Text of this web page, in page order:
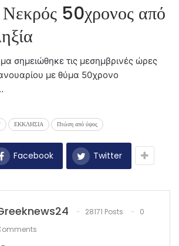
50χρονος από
σημειώθηκε τις μεσημβρινές ώρες
με θύμα 50χρονο
ΕΚΚΛΗΣΙΑ Πτώση από ύψος
Facebook Twitter
28171 Posts
0